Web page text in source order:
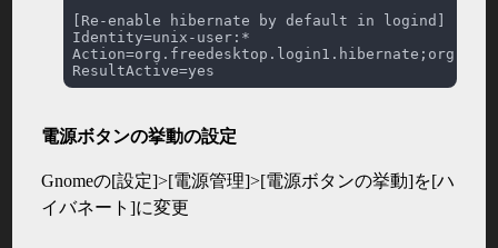
電源ボタンの挙動の設定
Gnomeの[設定]>[電源管理]>[電源ボタンの挙動]を[ハ
イバネート]に変更